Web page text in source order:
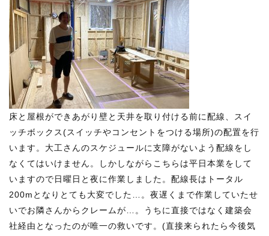
床と屋根ができあがり壁と天井を取り付ける前に配線、スイ
ッチボックス(スイッチやコンセントをつける場所)の配置を行
います。大工さんのスケジュールに支障がないよう配線をし
なくてはいけません。しかしながらこちらは平日本業をして
いますので日曜日と夜に作業しました。配線長はトータル
200mとなりとても大変でした…。夜遅くまで作業していたせ
いでお隣さんからクレームが…。うちに直接ではなく建築会
社経由となったのが唯一の救いです。(直接来られたら今後気